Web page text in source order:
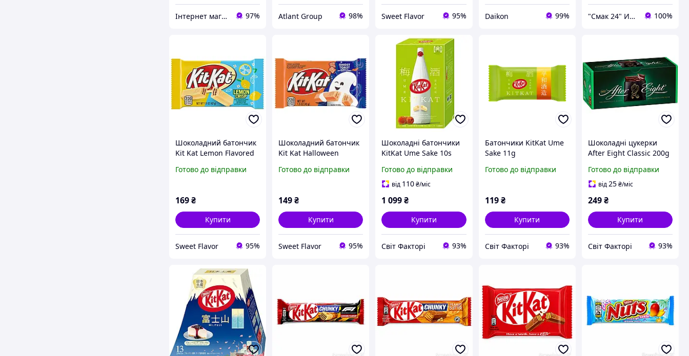
Інтернет магазин "Coffee Day" 97% Atlant Group 98% Sweet Flavor 95% Daikon 99% "Смак 24" Интернет-магазин 100%
Шоколадний батончик
Kit Kat Lemon Flavored
Готово до відправки
169₴
Купити
Sweet Flavor 95%
Шоколадний батончик
Kit Kat Halloween
Flavored Creme Wafer
Готово до відправки
149₴
Купити
Sweet Flavor 95%
Шоколадні батончики
KitKat Ume Sake 10s
Готово до відправки
від 110₴/міс
1 099₴
Купити
Світ Факторі 93%
Батончики KitKat Ume
Sake 11g
Готово до відправки
119 ₴
Купити
Світ Факторі 93%
Шоколадні цукерки
After Eight Classic 200g
Готово до відправки
від25₴/міс
249₴
Купити
Світ Факторі 93%